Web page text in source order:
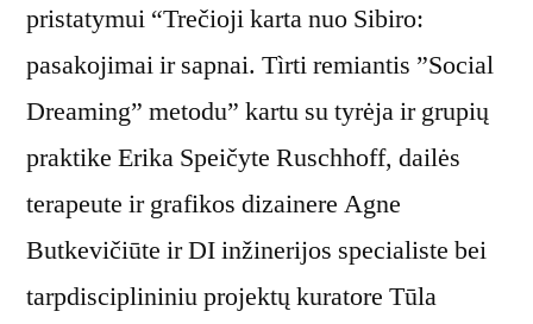
pristatymui “Trečioji karta nuo Sibiro:
pasakojimai ir sapnai. Tìrti remiantis ”Social
Dreaming” metodu” kartu su tyrėja ir grupių
praktike Erika Speičyte Ruschhoff, dailės
terapeute ir grafikos dizainere Agne
Butkevičiūte ir DI inžinerijos specialiste bei
tarpdisciplininiu projektų kuratore Tūla